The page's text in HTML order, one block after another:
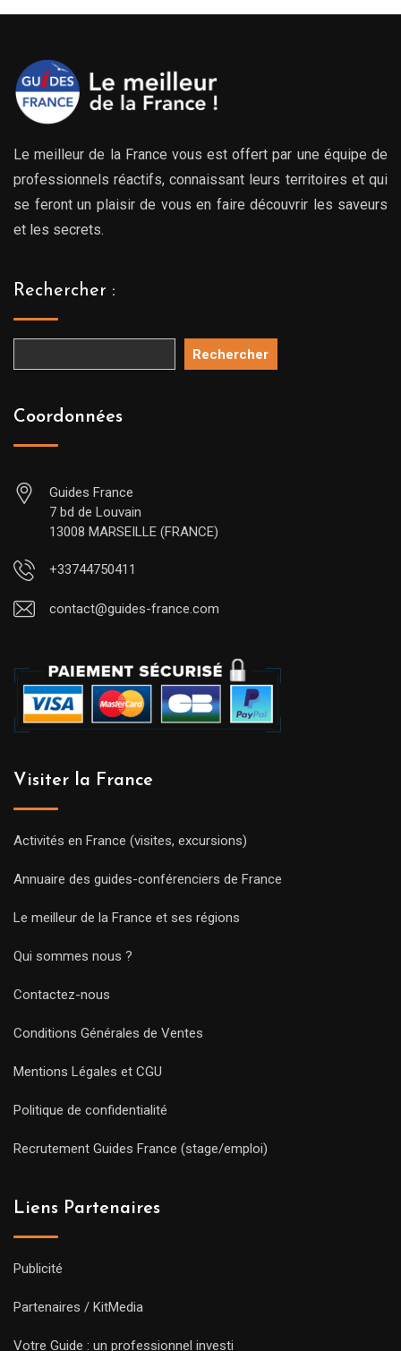
Le meilleur de la France vous est offert par une équipe de
professionnels réactifs, connaissant leurs territoires et qui
se feront un plaisir de vous en faire découvrir les saveurs
et les secrets.
Rechercher :
Rechercher
Coordonnées
Guides France
7 bd de Louvain
13008 MARSEILLE (FRANCE)
+33744750411
contact@guides-france.com
Visiter la France
Activités en France (visites, excursions)
Annuaire des guides-conférenciers de France
Le meilleur de la France et ses régions
Qui sommes nous ?
Contactez-nous
Conditions Générales de Ventes
Mentions Légales et CGU
Politique de confidentialité
Recrutement Guides France (stage/emploi)
Liens Partenaires
Publicité
Partenaires / KitMedia
Votre Guide : un professionnel investi